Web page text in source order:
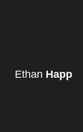
Ethan Happ